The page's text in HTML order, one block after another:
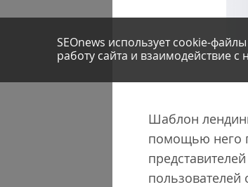
Шаблон
помощью него
SEOnews использует cookie-
работу сайта и взаимодействие